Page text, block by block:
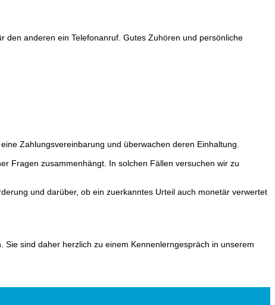
den anderen ein Telefonanruf. Gutes Zuhören und persönliche
Zahlungsvereinbarung und überwachen deren Einhaltung.
Fragen zusammenhängt. In solchen Fällen versuchen wir zu
und darüber, ob ein zuerkanntes Urteil auch monetär verwertet
sind daher herzlich zu einem Kennenlerngespräch in unserem